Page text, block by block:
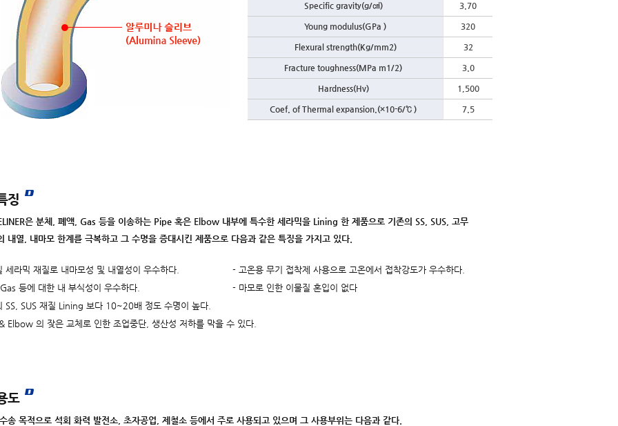
Specific gravity(g/㎤) 3.70
Young modulus(GPa ) 320
Flexural strength(Kg/mm2) 32
Fracture toughness(MPa m1/2) 3.0
Hardness(Hv) 1,500
Coef. of Thermal expansion.(×10-6/℃ ) 7.5
징
은 분체, 폐액, Gas 등을 이송하는 Pipe 혹은 Elbow 내부에 특수한 세라믹을 Lining 한 제품으로 기존의 SS, SUS, 고무
내열, 내마모 한계를 극복하고 그 수명을 증대시킨 제품으로 다음과 같은 특징을 가지고 있다.
세라믹 재질로 내마모성 및 내열성이 우수하다.
- 고온용 무기 접착제 사용으로 고온에서 접착강도가 우수하다.
등에 대한 내 부식성이 우수하다.
- 마모로 인한 이물질 혼입이 없다
SS, SUS 재질 Lining 보다 10~20배 정도 수명이 높다.
Elbow 의 잦은 교체로 인한 조업중단, 생산성 저하를 막을 수 있다.
도
송 목적으로 석회 화력 발전소, 초자공업, 제철소 등에서 주로 사용되고 있으며 그 사용부위는 다음과 같다.